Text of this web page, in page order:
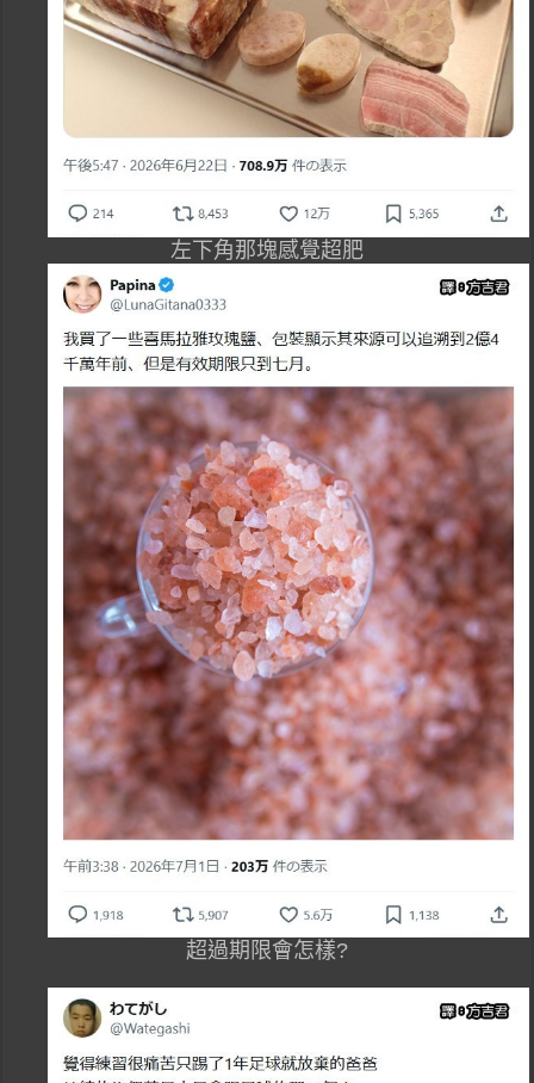
左下角那塊感覺超肥
超過期限會怎樣?